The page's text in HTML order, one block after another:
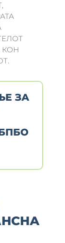
КОН
ЗА